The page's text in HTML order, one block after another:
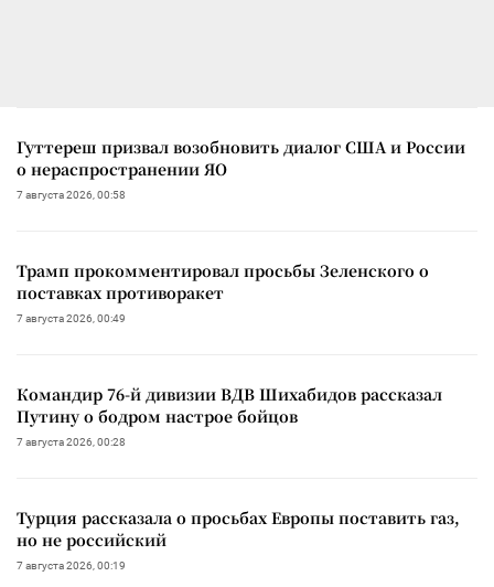
Гуттереш призвал возобновить диалог США и России
о нераспространении ЯО
7 августа 2026, 00:58
Трамп прокомментировал просьбы Зеленского о
поставках противоракет
7 августа 2026, 00:49
Командир 76-й дивизии ВДВ Шихабидов рассказал
Путину о бодром настрое бойцов
7 августа 2026, 00:28
Турция рассказала о просьбах Европы поставить газ,
но не российский
7 августа 2026, 00:19